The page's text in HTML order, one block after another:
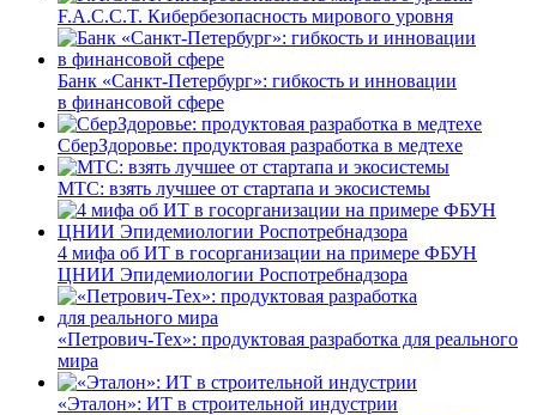
F.A.C.C.T. Кибербезопасность мирового уровня
Банк «Санкт-Петербург»: гибкость и инновации
в финансовой сфере
СберЗдоровье: продуктовая разработка в медтехе
МТС: взять лучшее от стартапа и экосистемы
4 мифа об ИТ в госорганизации на примере ФБУН
ЦНИИ Эпидемиологии Роспотребнадзора
«Петрович-Тех»: продуктовая разработка для реального
мира
«Эталон»: ИТ в строительной индустрии